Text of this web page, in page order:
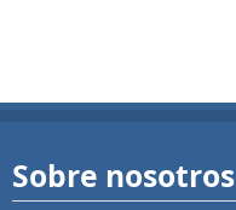
Sobre nosotros